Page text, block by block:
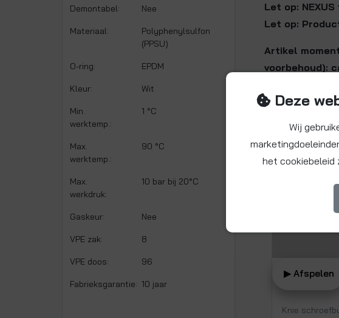
Demontabel: Nee
Materiaal:
Polyphenylsulfon
(PPSU)
O-ring: EPDM
Kleur: Wit
Min.
werktemp.:
1 °C
Max.
werktemp.:
90 °C
Max.
werkdruk:
10 bar bij 20°C
Gaskeur: Nee
VPE zak: 8
VPE doos: 96
Fabrieksgarantie: 10 jaar
Let op:
Let op:
Artikel
voorbehoud):
▶ Afspelen
Bekijk
Knie
Deze
Wij
het cookiebeleid